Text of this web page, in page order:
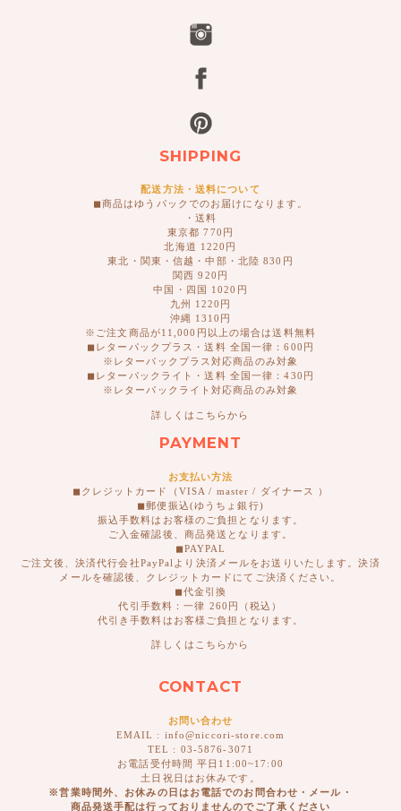
SHIPPING
配送方法・送料について
◼︎商品はゆうパックでのお届けになります。
・送料
東京都 770円
北海道 1220円
東北・関東・信越・中部・北陸 830円
関西 920円
中国・四国 1020円
九州 1220円
沖縄 1310円
※ご注文商品が11,000円以上の場合は送料無料
◼︎レターパックプラス・送料 全国一律：600円
※レターパックプラス対応商品のみ対象
◼︎レターパックライト・送料 全国一律：430円
※レターパックライト対応商品のみ対象
詳しくはこちらから
PAYMENT
お支払い方法
◼︎クレジットカード（VISA / master / ダイナース ）
◼︎郵便振込(ゆうちょ銀行)
振込手数料はお客様のご負担となります。
ご入金確認後、商品発送となります。
◼︎PAYPAL
ご注文後、決済代行会社PayPalより決済メールをお送りいたします。決済
メールを確認後、クレジットカードにてご決済ください。
◼︎代金引換
代引手数料：一律 260円（税込）
代引き手数料はお客様ご負担となります。
詳しくはこちらから
CONTACT
お問い合わせ
EMAIL : info@niccori-store.com
TEL : 03-5876-3071
お電話受付時間 平日11:00~17:00
土日祝日はお休みです。
※営業時間外、お休みの日はお電話でのお問合わせ・メール・
商品発送手配は行っておりませんのでご了承ください